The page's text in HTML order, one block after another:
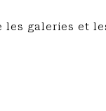
les galeries et